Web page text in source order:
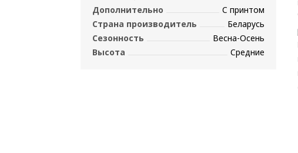
Дополнительно
С принтом
Страна производитель
Беларусь
Сезонность
Весна-Осень
Высота
Средние